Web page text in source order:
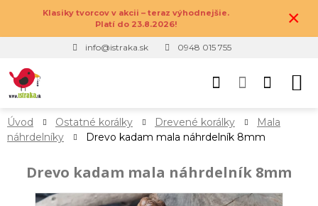
Klasiky tvorcov v akcii – teraz výhodnejšie.
Platí do 23.8.2026!
×
info@istraka.sk 0948 015 755
Úvod Ostatné korálky Drevené korálky
Mala
náhrdelníky
Drevo kadam mala náhrdelník 8mm
Drevo kadam mala náhrdelník 8mm